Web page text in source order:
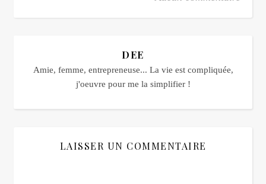
DEE
Amie, femme, entrepreneuse... La vie est compliquée,
j'oeuvre pour me la simplifier !
LAISSER UN COMMENTAIRE